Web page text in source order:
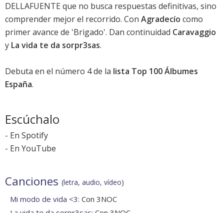
DELLAFUENTE que no busca respuestas definitivas, sino
comprender mejor el recorrido. Con Agradecío como
primer avance de 'Brigado'. Dan continuidad Caravaggio
y La vida te da sorpr3sas.
Debuta en el número 4de la lista Top 100 Álbumes
España.
Escúchalo
- En Spotify
- En YouTube
Canciones (letra, audio, vídeo)
Mi modo de vida <3: Con 3NOC